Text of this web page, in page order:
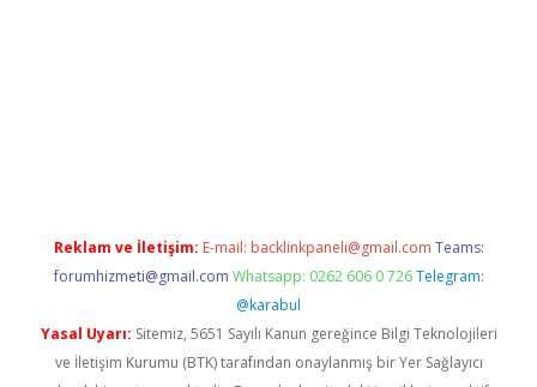
Reklam ve İletişim: E-mail: backlinkpaneli@gmail.com Teams:
forumhizmeti@gmail.com Whatsapp: 0262 606 0 726 Telegram:
@karabul
Yasal Uyarı: Sitemiz, 5651 Sayılı Kanun gereğince Bilgi Teknolojileri
ve İletişim Kurumu (BTK) tarafından onaylanmış bir Yer Sağlayıcı